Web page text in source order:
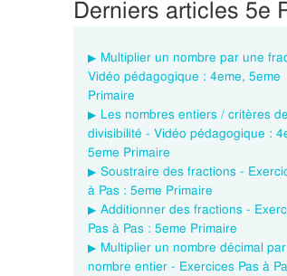
Derniers articles 5e
Multiplier un nombre par une
Vidéo pédagogique : 4eme, 5eme
Primaire
Les nombres entiers / critères de
divisibilité - Vidéo pédagogique :
5eme Primaire
Soustraire des fractions -
à Pas : 5eme Primaire
Additionner des fractions -
Pas à Pas : 5eme Primaire
Multiplier un nombre décimal
nombre entier - Exercices Pas à